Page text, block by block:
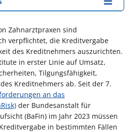
Zahnarztpraxen sind
verpflichtet, die Kreditvergabe
des Kreditnehmers auszurichten.
in erster Linie auf Umsatz,
Tilgungsfähigkeit,
Kreditnehmers ab. Seit der 7.
an das
der Bundesanstalt für
(BaFin) im Jahr 2023 müssen
in bestimmten Fällen